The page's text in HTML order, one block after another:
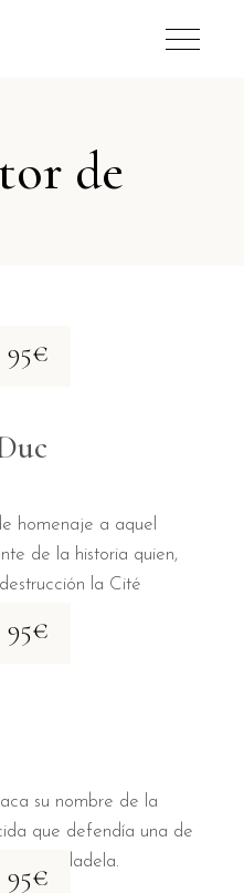
de
95€
homenaje a aquel
de la historia quien,
la Cité
95€
su nombre de la
que defendía una de
la ciudadela.
95€